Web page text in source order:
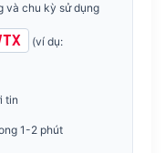
và chu kỳ sử dụng
(ví dụ:
tin
1-2 phút